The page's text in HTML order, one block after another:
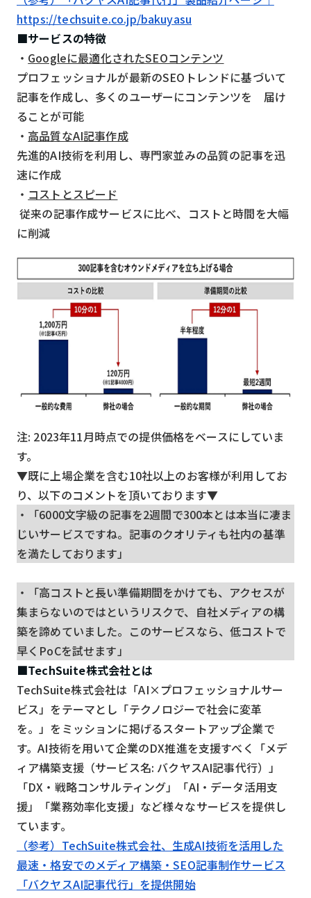
https://techsuite.co.jp/bakuyasu
■サービスの特徴
・ Googleに最適化されたSEOコンテンツ
プロフェッショナルが最新のSEOトレンドに基づいて
記事を作成し、多くのユーザーにコンテンツを 届け
ることが可能
・高品質なAI記事作成
先進的AI技術を利用し、専門家並みの品質の記事を迅
速に作成
・ コストとスピード
従来の記事作成サービスに比べ、コストと時間を大幅
に削減
注: 2023年11月時点での提供価格をベースにしていま
す。
▼既に上場企業を含む10社以上のお客様が利用してお
り、以下のコメントを頂いております▼
・「6000文字級の記事を2週間で300本とは本当に凄ま
じいサービスですね。記事のクオリティも社内の基準
を満たしております」
・「高コストと長い準備期間をかけても、アクセスが
集まらないのではというリスクで、自社メディアの構
築を諦めていました。このサービスなら、低コストで
早くPoCを試せます」
■TechSuite株式会社とは
TechSuite株式会社は「AI×プロフェッショナルサー
ビス」をテーマとし「テクノロジーで社会に変革
を。」をミッションに掲げるスタートアップ企業で
す。AI技術を用いて企業のDX推進を支援すべく「メデ
ィア構築支援（サービス名: バクヤスAI記事代行）」
「DX・戦略コンサルティング」「AI・データ活用支
援」「業務効率化支援」など様々なサービスを提供し
ています。
（参考）TechSuite株式会社、生成AI技術を活用した
最速・格安でのメディア構築・SEO記事制作サービス
「バクヤスAI記事代行」を提供開始